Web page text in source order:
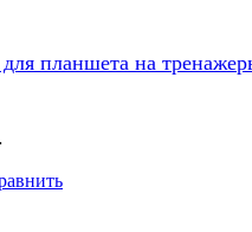
для планшета на